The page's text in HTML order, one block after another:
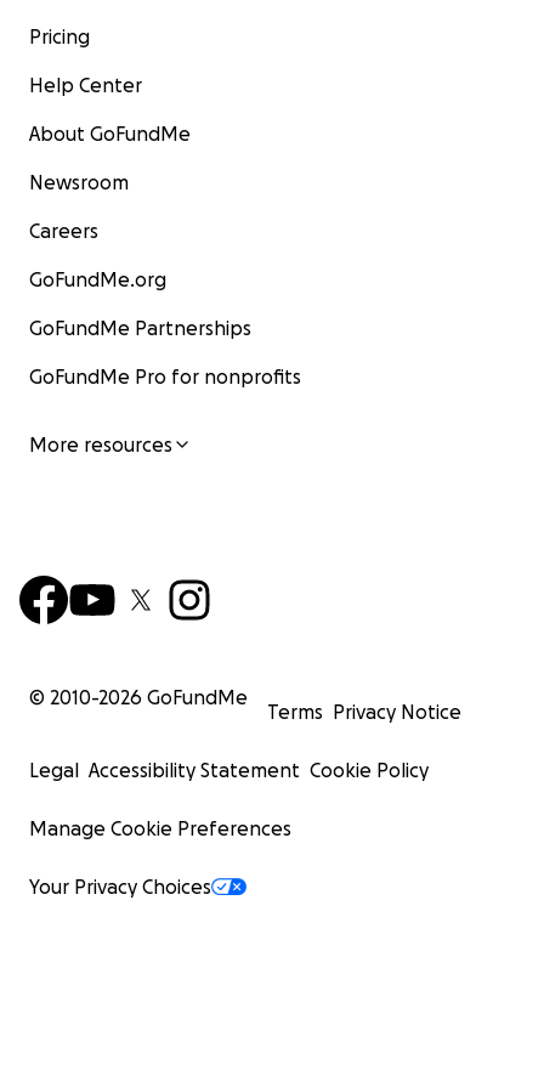
Pricing
Help Center
About GoFundMe
Newsroom
Careers
GoFundMe.org
GoFundMe Partnerships
GoFundMe Pro for nonprofits
More resources
© 2010-2026 GoFundMe
Terms Privacy Notice
Legal Accessibility Statement Cookie Policy
Manage Cookie Preferences
Your Privacy Choices